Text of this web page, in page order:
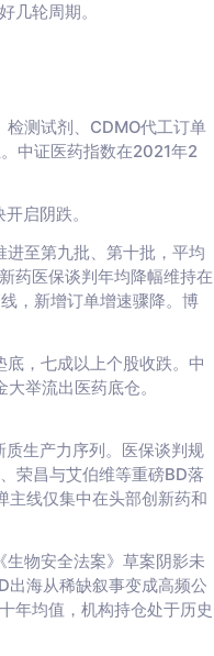
几轮周期。
测试剂、CDMO代工订单
中证医药指数在2021年2
启阴跌。
至第九批、第十批，平均
药医保谈判年均降幅维持在
，新增订单增速骤降。博
，七成以上个股收跌。中
举流出医药底仓。
生产力序列。医保谈判规
荣昌与艾伯维等重磅BD落
主线仅集中在头部创新药和
物安全法案》草案阴影未
海从稀缺叙事变成高频公
年均值，机构持仓处于历史